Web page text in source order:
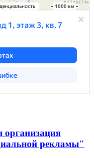
организация
рекламы"